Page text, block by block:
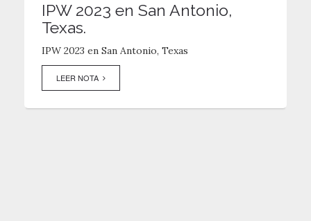
IPW 2023 en San Antonio,
Texas.
IPW 2023 en San Antonio, Texas
LEER NOTA